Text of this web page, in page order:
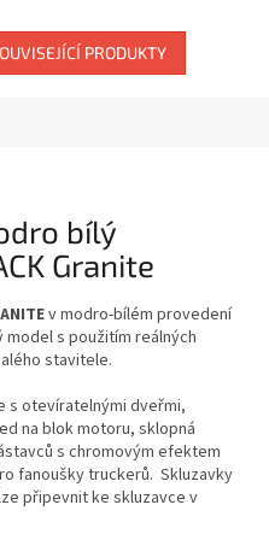
PRODUKTY
bílý
Granite
v modro-bílém provedení
s použitím reálných
stavitele.
s otevíratelnými dveřmi,
na blok motoru, sklopná
s chromovým efektem
fanoušky truckerů. Skluzavky
připevnit ke skluzavce v